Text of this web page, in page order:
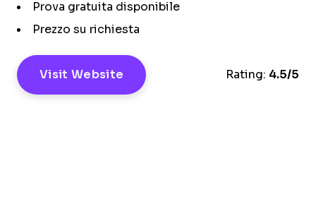
Prova gratuita disponibile
Prezzo su richiesta
Visit Website Rating: 4.5/5